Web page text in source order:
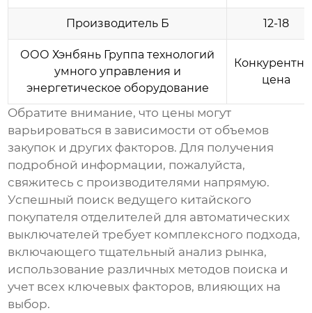
Производитель Б 12-18
ООО Хэнбянь Группа технологий
умного управления и
энергетическое оборудование
цена
Обратите внимание, что цены могут
варьироваться в зависимости от объемов
закупок и других факторов. Для получения
подробной информации, пожалуйста,
свяжитесь с производителями напрямую.
Успешный поиск ведущего китайского
покупателя отделителей для автоматических
выключателей требует комплексного подхода,
включающего тщательный анализ рынка,
использование различных методов поиска и
учет всех ключевых факторов, влияющих на
выбор.